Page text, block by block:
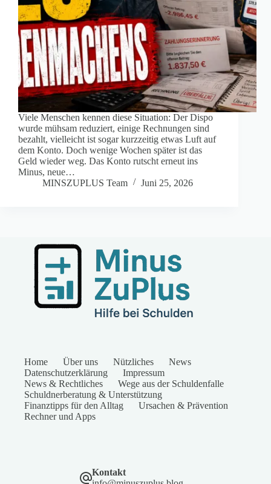
Viele Menschen kennen diese Situation: Der Dispo
wurde mühsam reduziert, einige Rechnungen sind
bezahlt, vielleicht ist sogar kurzzeitig etwas Luft auf
dem Konto. Doch wenige Wochen später ist das
Geld wieder weg. Das Konto rutscht erneut ins
Minus, neue…
MINSZUPLUS Team
Juni 25, 2026
Home Über uns Nützliches
News
Datenschutzerklärung
Impressum
News & Rechtliches
Wege aus der Schuldenfalle
Schuldnerberatung & Unterstützung
Finanztipps für den Alltag
Ursachen & Prävention
Rechner und Apps
Kontakt